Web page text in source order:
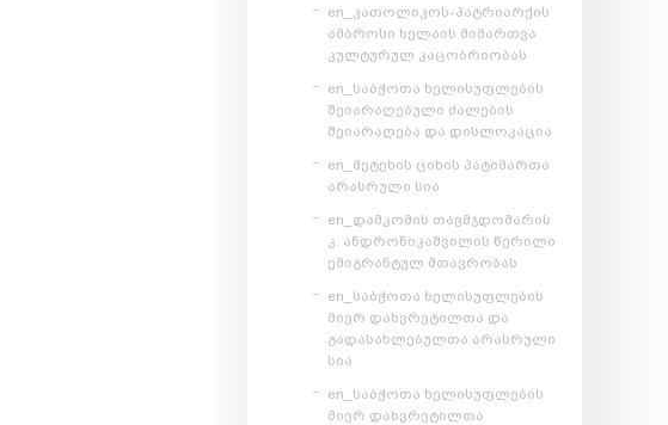
en_კათოლიკოს-პატრიარქის
ამბროსი ხელაის მიმართვა
კულტურულ კაცობრიობას
en_საბჭოთა ხელისუფლების
შეიარაღებული ძალების
შეიარაღება და დისლოკაცია
en_მეტეხის ციხის პატიმართა
არასრული სია
en_დამკომის თავმჯდომარის
კ. ანდრონიკაშვილის წერილი
ემიგრანტულ მთავრობას
en_საბჭოთა ხელისუფლების
მიერ დახვრეტილთა და
გადასახლებულთა არასრული
სია
en_საბჭოთა ხელისუფლების
მიერ დახვრეტილთა